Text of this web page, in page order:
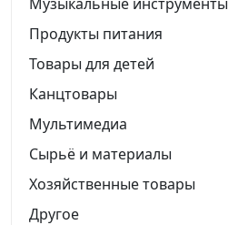
Продукты питания
Товары для детей
Канцтовары
Мультимедиа
Сырьё и материалы
Хозяйственные товары
Другое